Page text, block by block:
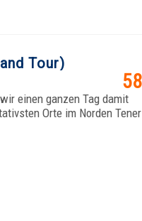
Tour)
einen ganzen Tag damit
Orte im Norden